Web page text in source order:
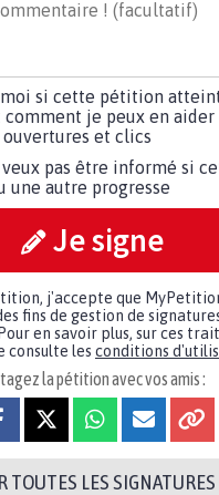
si cette pétition
je peux en aider
ouvertures et clics
veux pas être informé si
une autre progresse
Je signe
j'accepte que
fins de gestion de
en savoir plus, sur ces
consulte les conditions
la pétition avec vos amis :
TOUTES LES SIGNATURES